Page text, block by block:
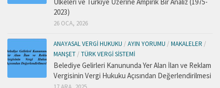
2023)
26 OCA, 2026
ANAYASAL VERGI HUKUKU / AYIN YORUMU / MAKALELER /
MANŞET / TÜRK VERGI SISTEMI
Belediye Gelirleri Kanununda Yer Alan İlan ve Reklam
Vergisinin Vergi Hukuku Açısından Değerlendirilmesi